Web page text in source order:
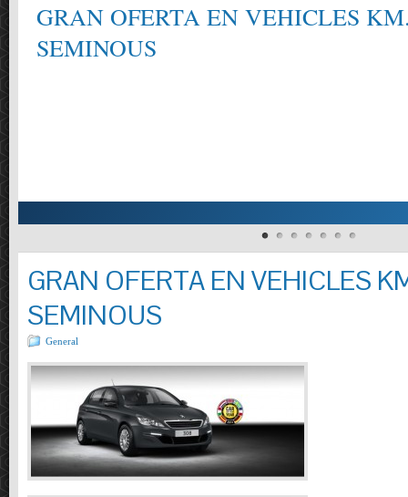
GRAN OFERTA EN VEHICLES
SEMINOUS
GRAN OFERTA EN VEHICLES
SEMINOUS
General